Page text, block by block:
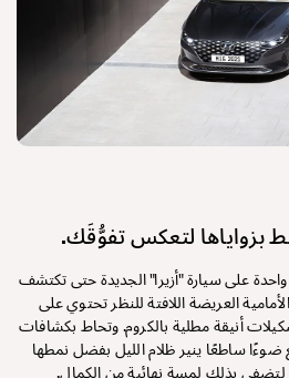
بزواياها لتعكس تفوُّقَك.
على سيارة "أزيرا" الجديدة حتى تكتشف
العريضة اللافتة للنظر تحتوي على
أنيقة مطلية بالكروم. وتحاط بكشافات
ضوءًا ساطعًا ينير ظلام الليل بفضل نمطها
لتضفي بذلك لمسة نهائية من الكمال.